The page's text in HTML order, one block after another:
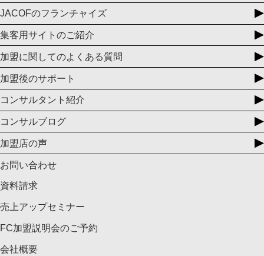
JACOFのフランチャイズ
集客用サイトのご紹介
加盟に関してのよくある質問
加盟後のサポート
コンサルタント紹介
コンサルブログ
加盟店の声
お問い合わせ
資料請求
売上アップセミナー
FC加盟説明会のご予約
会社概要